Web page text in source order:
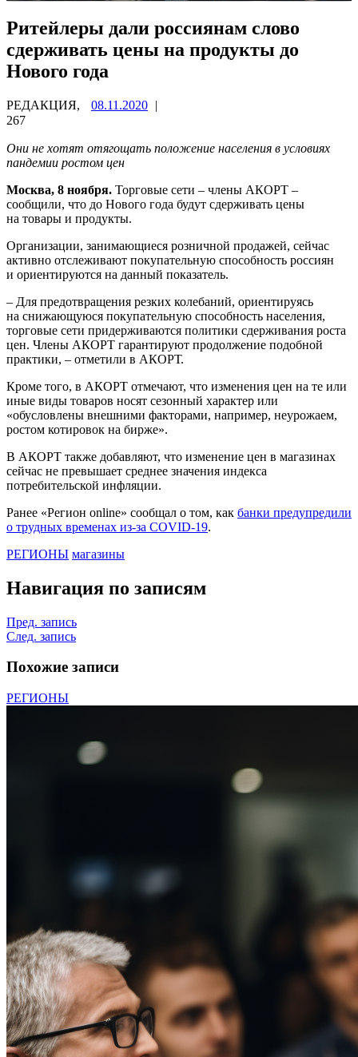
Ритейлеры дали россиянам слово
сдерживать цены на продукты до
Нового года
РЕДАКЦИЯ, 08.11.2020 |
267
Они не хотят отягощать положение населения в условиях
пандемии ростом цен
Москва, 8 ноября. Торговые сети – члены АКОРТ –
сообщили, что до Нового года будут сдерживать цены
на товары и продукты.
Организации, занимающиеся розничной продажей, сейчас
активно отслеживают покупательную способность россиян
и ориентируются на данный показатель.
– Для предотвращения резких колебаний, ориентируясь
на снижающуюся покупательную способность населения,
торговые сети придерживаются политики сдерживания роста
цен. Члены АКОРТ гарантируют продолжение подобной
практики, – отметили в АКОРТ.
Кроме того, в АКОРТ отмечают, что изменения цен на те или
иные виды товаров носят сезонный характер или
«обусловлены внешними факторами, например, неурожаем,
ростом котировок на бирже».
В АКОРТ также добавляют, что изменение цен в магазинах
сейчас не превышает среднее значения индекса
потребительской инфляции.
Ранее «Регион online» сообщал о том, как банки предупредили
о трудных временах из-за COVID-19.
РЕГИОНЫ магазины
Навигация по записям
Пред. запись
След. запись
Похожие записи
РЕГИОНЫ